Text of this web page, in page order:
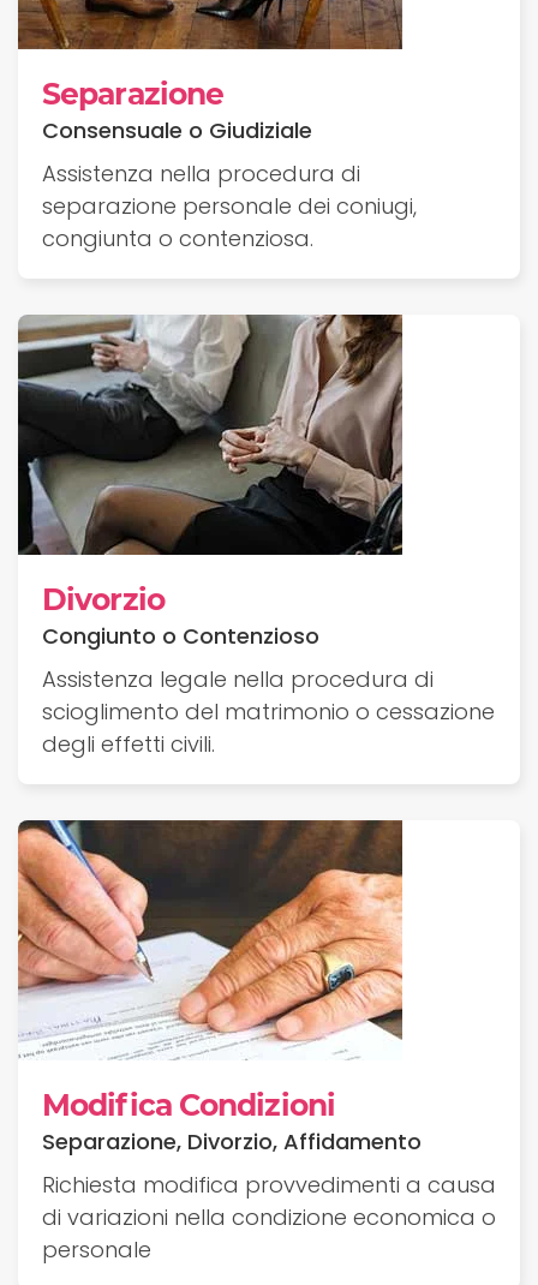
Separazione
Consensuale o Giudiziale
Assistenza nella procedura di
separazione personale dei coniugi,
congiunta o contenziosa.
Divorzio
Congiunto o Contenzioso
Assistenza legale nella procedura di
scioglimento del matrimonio o cessazione
degli effetti civili.
Modifica Condizioni
Separazione, Divorzio, Affidamento
Richiesta modifica provvedimenti a causa
di variazioni nella condizione economica o
personale